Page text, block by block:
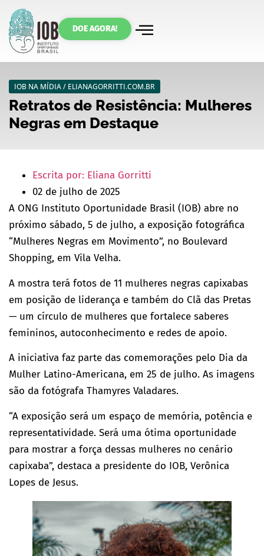
DOE AGORA!
IOB NA MÍDIA / ELIANAGORRITTI.COM.BR
Retratos de Resistência: Mulheres
Negras em Destaque
Escrita por: Eliana Gorritti
02 de julho de 2025
A ONG Instituto Oportunidade Brasil (IOB) abre no
próximo sábado, 5 de julho, a exposição fotográfica
“Mulheres Negras em Movimento”, no Boulevard
Shopping, em Vila Velha.
A mostra terá fotos de 11 mulheres negras capixabas
em posição de liderança e também do Clã das Pretas
— um círculo de mulheres que fortalece saberes
femininos, autoconhecimento e redes de apoio.
A iniciativa faz parte das comemorações pelo Dia da
Mulher Latino-Americana, em 25 de julho. As imagens
são da fotógrafa Thamyres Valadares.
“A exposição será um espaço de memória, potência e
representatividade. Será uma ótima oportunidade
para mostrar a força dessas mulheres no cenário
capixaba”, destaca a presidente do IOB, Verônica
Lopes de Jesus.